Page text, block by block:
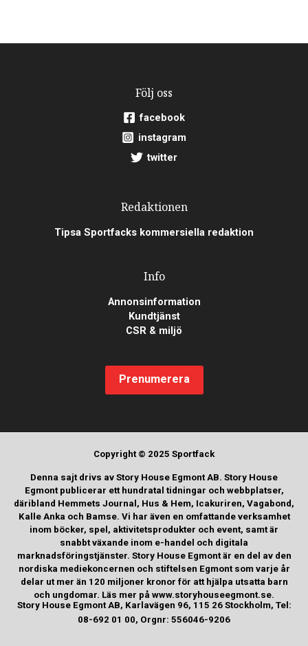
Följ oss
facebook
instagram
twitter
Redaktionen
Tipsa Sportfacks kommersiella redaktion
Info
Annonsinformation
Kundtjänst
CSR & miljö
Prenumerera
Copyright © 2025 Sportfack
Denna sajt drivs av Story House Egmont AB. Story House
Egmont publicerar ett hundratal tidningar och webbplatser,
däribland Hemmets Journal, Hus & Hem, Icakuriren, Vagabond,
Kalle Anka och Bamse. Vi har även en omfattande verksamhet
inom böcker, spel, aktivitetsprodukter och event, samt är
snabbt växande inom e-handel och digitala
marknadsföringstjänster. Story House Egmont är en del av den
nordiska mediekoncernen och stiftelsen Egmont som varje år
delar ut mer än 120 miljoner kronor för att hjälpa utsatta barn
och ungdomar. Läs mer på www.storyhouseegmont.se.
Story House Egmont AB, Karlavägen 96, 115 26 Stockholm, Tel:
08-692 01 00, Orgnr: 556046-9206